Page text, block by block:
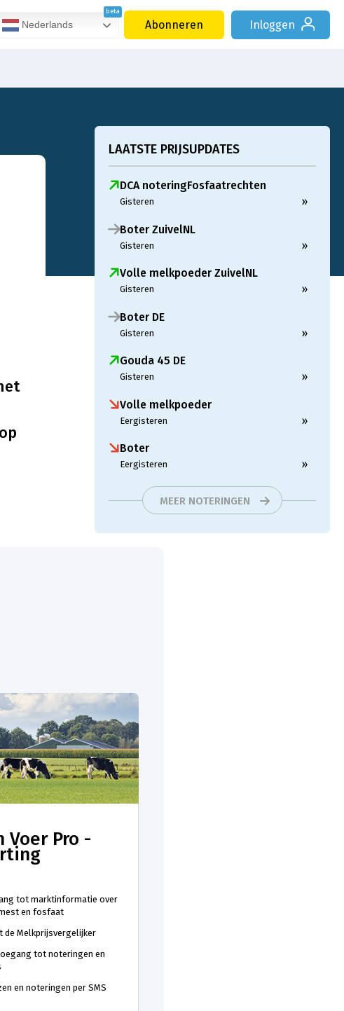
Nederlands Abonneren Inloggen
LAATSTE PRIJSUPDATES
DCA noteringFosfaatrechten
Gisteren »
Boter ZuivelNL
Gisteren »
Volle melkpoeder ZuivelNL
Gisteren »
Boter DE
Gisteren »
Gouda 45 DE
Gisteren »
Volle melkpoeder
Eergisteren »
Boter
Eergisteren »
MEER NOTERINGEN
Voer Pro -
tot marktinformatie over
en fosfaat
de Melkprijsvergelijker
tot noteringen en
en noteringen per SMS